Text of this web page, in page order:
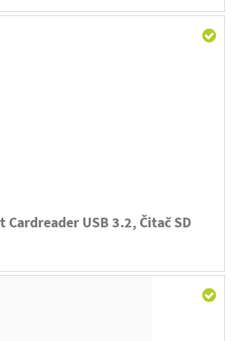
Cardreader USB 3.2, Čitač SD